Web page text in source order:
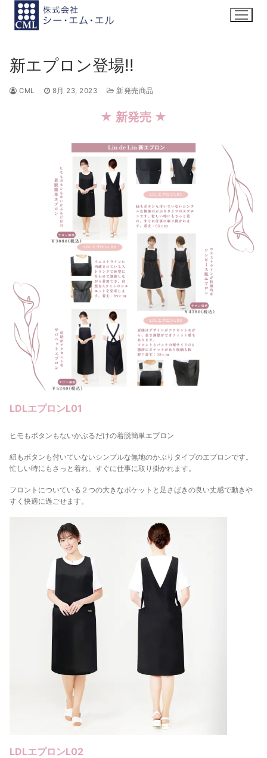
新エプロン登場!!
CML 8月 23, 2023 新発売商品
★ 新発売 ★
LDLエプロンL01
ヒモもボタンもないかぶるだけの着脱簡単エプロン
紐もボタンも付いていないシンプルな無地のかぶりタイプのエプロンです。
忙しい時にもさっと着れ、すぐに仕事に取り掛かれます。
フロントについている２つの大きなポケットと足さばきの良い丈感で動きや
すく快適に過ごせます。
LDLエプロンL02